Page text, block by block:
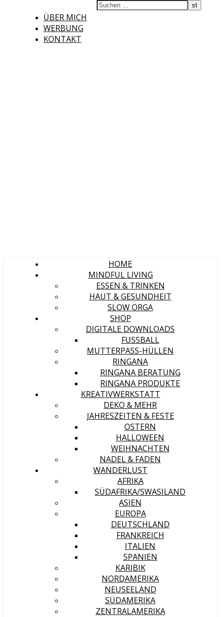
ÜBER MICH
WERBUNG
KONTAKT
HOME
MINDFUL LIVING
ESSEN & TRINKEN
HAUT & GESUNDHEIT
SLOW ORGA
SHOP
DIGITALE DOWNLOADS
FUSSBALL
MUTTERPASS-HÜLLEN
RINGANA
RINGANA BERATUNG
RINGANA PRODUKTE
KREATIVWERKSTATT
DEKO & MEHR
JAHRESZEITEN & FESTE
OSTERN
HALLOWEEN
WEIHNACHTEN
NADEL & FADEN
WANDERLUST
AFRIKA
SÜDAFRIKA/SWASILAND
ASIEN
EUROPA
DEUTSCHLAND
FRANKREICH
ITALIEN
SPANIEN
KARIBIK
NORDAMERIKA
NEUSEELAND
SÜDAMERIKA
ZENTRALAMERIKA